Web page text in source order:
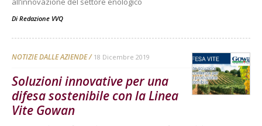
Di Redazione VVQ
NOTIZIE DALLE AZIENDE 18 Dicembre 2019
Soluzioni innovative per una
difesa sostenibile con la Linea
Vite Gowan